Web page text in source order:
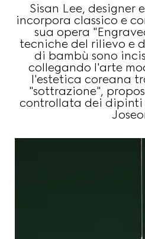
Sisan Lee, designer
incorpora classico e
sua opera
tecniche del rilievo e
di bambù sono
collegando l'arte
l'estetica coreana
"sottrazione",
controllata dei dipinti